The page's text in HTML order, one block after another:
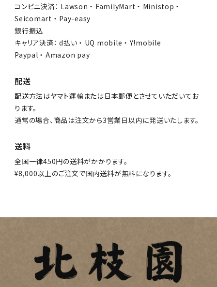
コンビニ決済： Lawson ・ FamilyMart ・ Ministop ・
Seicomart ・ Pay-easy
銀行振込
キャリア決済： d払い ・ UQ mobile ・ Y!mobile
Paypal ・ Amazon pay
配送
配送方法はヤマト運輸または日本郵便とさせていただいてお
ります。
通常の場合、商品は注文から3営業日以内に発送いたします。
送料
全国一律450円の送料がかかります。
¥8,000以上のご注文で国内送料が無料になります。